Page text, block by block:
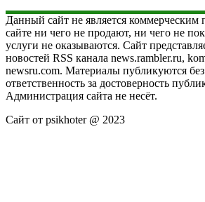
Данный сайт не является коммерческим
сайте ни чего не продают, ни чего не
услуги не оказываются. Сайт
новостей RSS канала news.rambler.ru,
newsru.com. Материалы публикуются
ответственность за достоверность
Администрация сайта не несёт.
Сайт от psikhoter @ 2023